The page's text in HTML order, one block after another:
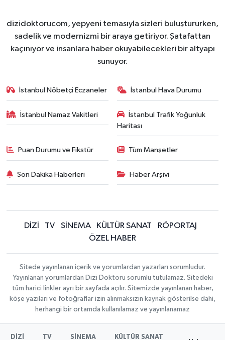
dizidoktorucom, yepyeni temasıyla sizleri buluştururken,
sadelik ve modernizmi bir araya getiriyor. Şatafattan
kaçınıyor ve insanlara haber okuyabilecekleri bir altyapı
sunuyor.
İstanbul Nöbetçi Eczaneler İstanbul Hava Durumu
İstanbul Namaz Vakitleri
İstanbul Trafik Yoğunluk
Haritası
Puan Durumu ve Fikstür Tüm Manşetler
Son Dakika Haberleri Haber Arşivi
DİZİ TV SİNEMA KÜLTÜR SANAT
RÖPORTAJ
ÖZEL HABER
Sitede yayınlanan içerik ve yorumlardan yazarları sorumludur.
Yayınlanan yorumlardan Dizi Doktoru sorumlu tutulamaz. Sitedeki
tüm harici linkler ayrı bir sayfada açılır. Sitemizde yayınlanan haber,
köşe yazıları ve fotoğraflar izin alınmaksızın kaynak gösterilse dahi,
herhangi bir ortamda kullanılamaz ve yayınlanamaz
DİZİ TV SİNEMA KÜLTÜR SANAT